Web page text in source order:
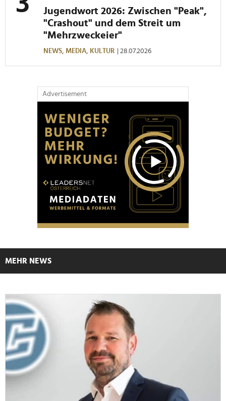
Jugendwort 2026: Zwischen "Peak",
"Crashout" und dem Streit um
"Mehrzweckeier"
NEWS, MEDIA, KULTUR | 28.07.2026
Advertisement
MEHR NEWS